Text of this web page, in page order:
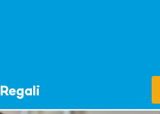
Regali